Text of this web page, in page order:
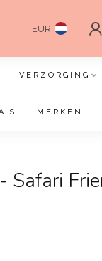
EUR
VERZORGING
MERKEN